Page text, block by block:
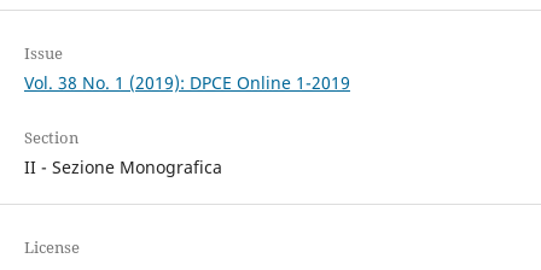
Issue
Vol. 38 No. 1 (2019): DPCE Online 1-2019
Section
II - Sezione Monografica
License